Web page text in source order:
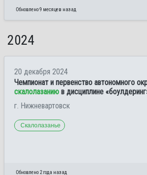
Обновлено 9 месяцев назад
2024
20 декабря 2024
Чемпионат и первенство автономного
скалолазанию в дисциплине
г. Нижневартовск
Скалолазанье
Обновлено 2 года назад